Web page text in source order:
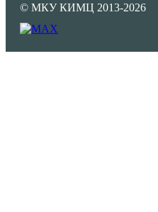
© МКУ КИМЦ 2013-2026